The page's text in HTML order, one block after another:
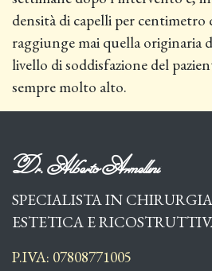
densità di capelli per
raggiunge mai quella originaria
livello di soddisfazione del
sempre molto alto.
Dr. Alberto Armellini
SPECIALISTA IN
ESTETICA E
P.IVA: 07808771005